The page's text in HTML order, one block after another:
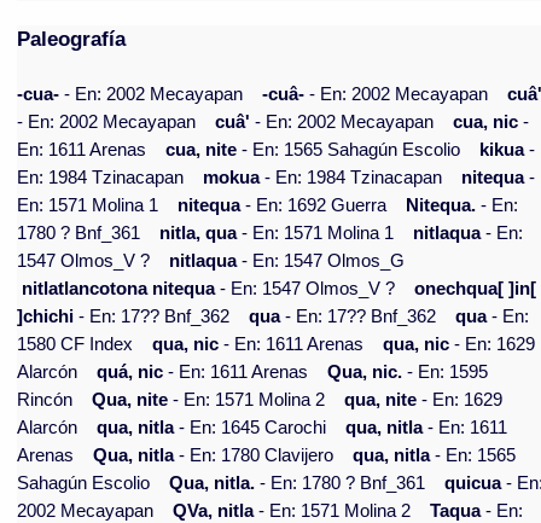
Paleografía
-cua- - En: 2002 Mecayapan -cuâ- - En: 2002 Mecayapan
- En: 2002 Mecayapan
cuâ' - En: 2002 Mecayapan cua, nic -
En: 1611 Arenas
cua, nite - En: 1565 Sahagún Escolio kikua-
En: 1984 Tzinacapan
mokua- En: 1984 Tzinacapan nitequa-
En: 1571 Molina 1
nitequa- En: 1692 Guerra Nitequa. - En:
1780 ? Bnf_361
nitla, qua- En: 1571 Molina 1 nitlaqua- En:
1547 Olmos_V ?
nitlaqua- En: 1547 Olmos_G
nitlatlancotona nitequa- En: 1547 Olmos_V ?
onechqua[ ]in[
]chichi - En: 17?? Bnf_362 qua- En: 17?? Bnf_362 qua- En:
1580 CF Index
qua, nic - En: 1611 Arenas qua, nic - En: 1629
Alarcón
quá, nic - En: 1611 Arenas Qua, nic. - En: 1595
Rincón
Qua, nite - En: 1571 Molina 2 qua, nite - En: 1629
Alarcón
qua, nitla- En: 1645 Carochi qua, nitla- En: 1611
Arenas
Qua, nitla- En: 1780 Clavijero qua, nitla- En: 1565
Sahagún Escolio
Qua, nitla. - En: 1780 ? Bnf_361 quicua-
2002 Mecayapan
QVa, nitla- En: 1571 Molina 2 Taqua- En: